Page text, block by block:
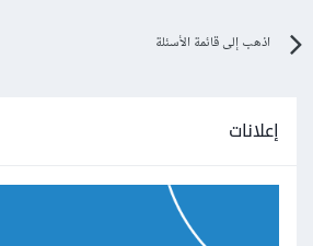
اذهب إلى قائمة الأسئلة
إعلانات